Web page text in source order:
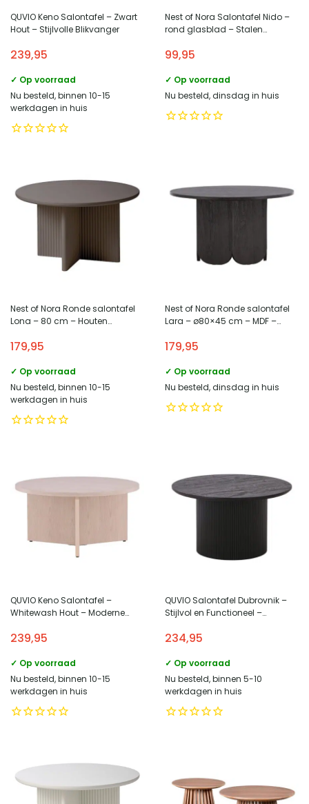
QUVIO Keno Salontafel – Zwart
Hout – Stijlvolle Blikvanger
239,95
✓ Op voorraad
Nu besteld, binnen 10-15
werkdagen in huis
Nest of Nora Salontafel Nido –
rond glasblad – Stalen
99,95
✓ Op voorraad
Nu besteld, dinsdag in huis
Nest of Nora Ronde salontafel
Lona – 80 cm – Houten
Taupe
179,95
✓ Op voorraad
Nu besteld, binnen 10-15
werkdagen in huis
Nest of Nora Ronde salontafel
Lara – ø80×45 cm – MDF –
179,95
✓ Op voorraad
Nu besteld, dinsdag in huis
QUVIO Keno Salontafel –
Whitewash Hout – Moderne
239,95
✓ Op voorraad
Nu besteld, binnen 10-15
werkdagen in huis
QUVIO Salontafel Dubrovnik –
Stijlvol en Functioneel –
234,95
✓ Op voorraad
Nu besteld, binnen 5-10
werkdagen in huis